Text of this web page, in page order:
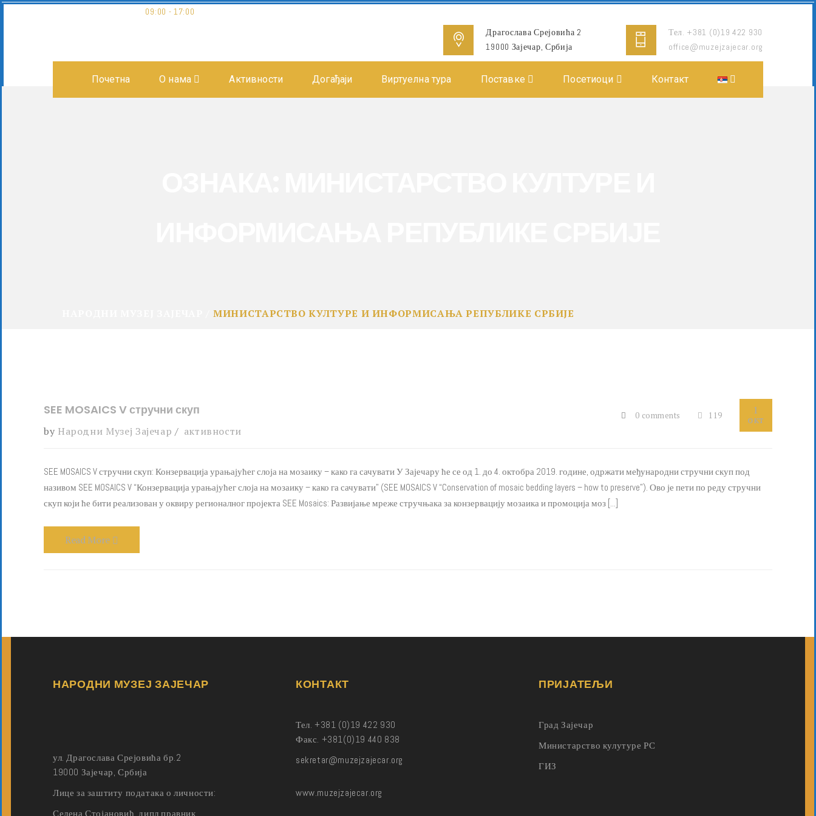
09:00 - 17:00
Драгослава Срејовића 2
19000 Зајечар, Србија
Тел. +381 (0)19 422 930
office@muzejzajecar.org
Почетна О нама Активности Догађаји Виртуелна тура Поставке Посетиоци Контакт
МИНИСТАРСТВО КУЛТУРЕ И ИНФОРМИСАЊА РЕПУБЛИКЕ СРБИЈЕ
SEE MOSAICS V стручни скуп
by Народни Музеј Зајечар активности
0 comments 119 1
окт
SEE MOSAICS V стручни скуп: Конзервација урањајућег слоја на мозаику – како га сачувати У Зајечару ће се од 1. до 4. октобра 2019. године, одржати међународни стручни скуп под
називом SEE MOSAICS V “Конзервација урањајућег слоја на мозаику – како га сачувати” (SEE MOSAICS V “Conservation of mosaic bedding layers – how to preserve”). Ово је пети по реду стручни
скуп који ће бити реализован у оквиру регионалног пројекта SEE Mosaics: Развијање мреже стручњака за конзервацију мозаика и промоција моз [...]
Read More
НАРОДНИ МУЗЕЈ ЗАЈЕЧАР
ул. Драгослава Срејовића бр.2
19000 Зајечар, Србија
Лице за заштиту података о личности:
Селена Стојановић, дипл правник
КОНТАКТ
Тел. +381 (0)19 422 930
Факс. +381(0)19 440 838
sekretar@muzejzajecar.org
www.muzejzajecar.org
ПРИЈАТЕЉИ
Град Зајечар
Министарство кулутуре РС
ГИЗ